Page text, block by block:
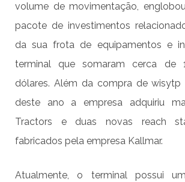
volume de movimentação,
pacote de investimentos
da sua frota de equipamentos e
terminal que somaram cerca de
dólares. Além da compra de wisytp
deste ano a empresa adquiriu
Tractors e duas novas reach
fabricados pela empresa Kallmar.
Atualmente, o terminal possui